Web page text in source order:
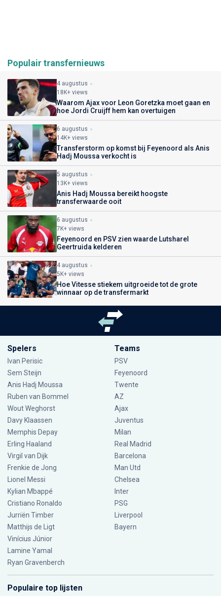
Populair transfernieuws
4 augustus
18K+ views
Waarom Ajax voor Leon Goretzka moet gaan en
hoe Jordi Cruijff hem kan overtuigen
6 augustus
14K+ views
Transferstorm op komst bij Feyenoord als Anis
Hadj Moussa verkocht is
5 augustus
13K+ views
Anis Hadj Moussa bereikt hoogste
transferwaarde ooit
6 augustus
7K+ views
Feyenoord en PSV zien waarde Lutsharel
Geertruida kelderen
4 augustus
5K+ views
Hoe Vitesse stiekem uitgroeide tot de grote
winnaar op de transfermarkt
Spelers
Ivan Perisic
Sem Steijn
Anis Hadj Moussa
Ruben van Bommel
Wout Weghorst
Davy Klaassen
Memphis Depay
Erling Haaland
Virgil van Dijk
Frenkie de Jong
Lionel Messi
Kylian Mbappé
Cristiano Ronaldo
Jurriën Timber
Matthijs de Ligt
Vinícius Júnior
Lamine Yamal
Ryan Gravenberch
Teams
PSV
Feyenoord
Twente
AZ
Ajax
Juventus
Milan
Real Madrid
Barcelona
Man Utd
Chelsea
Inter
PSG
Liverpool
Bayern
Populaire top lijsten